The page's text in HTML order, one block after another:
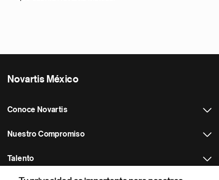
Novartis México
Conoce Novartis
Nuestro Compromiso
Talento